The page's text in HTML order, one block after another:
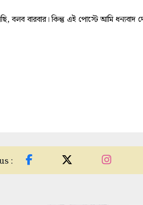
বলব বারবার। কিন্তু এই পোস্টে আমি ধন্যবাদ
: